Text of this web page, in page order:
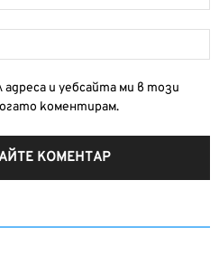
и уебсайта ми в този
коментирам.